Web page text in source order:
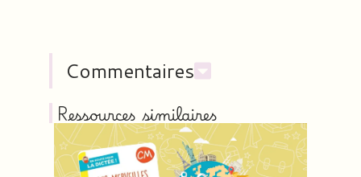
Commentaires
Ressources similaires